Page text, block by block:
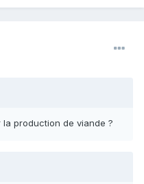
production de viande ?